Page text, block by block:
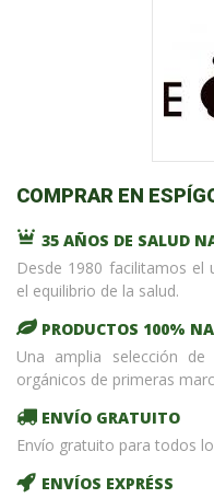
COMPRAR EN
35 AÑOS DE SALUD
Desde 1980 facilitamos
el equilibrio de la salud.
PRODUCTOS 100%
Una amplia selección
orgánicos de primeras
ENVÍO GRATUITO
Envío gratuito para todos
ENVÍOS EXPRÉSS